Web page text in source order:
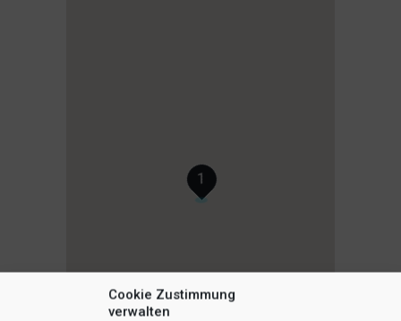
Cookie Zustimmung
verwalten
1